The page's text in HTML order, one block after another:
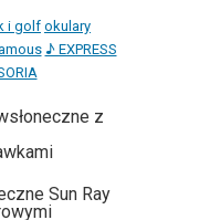
i golfokulary
♪ EXPRESS
z
Sun Ray